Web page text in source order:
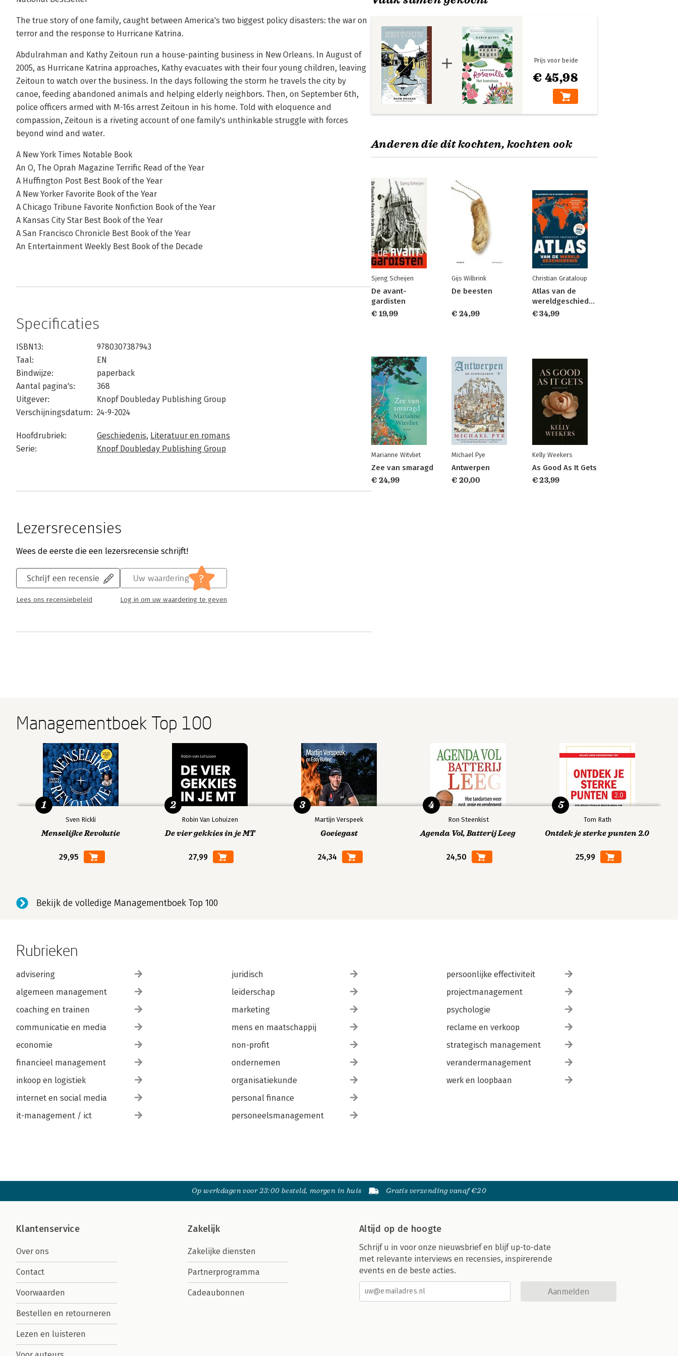
The true story of one family, caught between America's two biggest policy disasters: the war on
terror and the response to Hurricane Katrina.
Abdulrahman and Kathy Zeitoun run a house-painting business in New Orleans. In August of
2005, as Hurricane Katrina approaches, Kathy evacuates with their four young children, leaving
Zeitoun to watch over the business. In the days following the storm he travels the city by
canoe, feeding abandoned animals and helping elderly neighbors. Then, on September 6th,
police officers armed with M-16s arrest Zeitoun in his home. Told with eloquence and
compassion, Zeitoun is a riveting account of one family's unthinkable struggle with forces
beyond wind and water.
A New York Times Notable Book
An O, The Oprah Magazine Terrific Read of the Year
A Huffington Post Best Book of the Year
A New Yorker Favorite Book of the Year
A Chicago Tribune Favorite Nonfiction Book of the Year
A Kansas City Star Best Book of the Year
A San Francisco Chronicle Best Book of the Year
An Entertainment Weekly Best Book of the Decade
Specificaties
ISBN13:
9780307387943
Taal:
EN
Bindwijze:
paperback
Aantal pagina's:
368
Uitgever:
Knopf Doubleday Publishing Group
Verschijningsdatum: 24-9-2024
Hoofdrubriek: Geschiedenis, Literatuur en romans
Serie:
Knopf Doubleday Publishing Group
Lezersrecensies
Wees de eerste die een lezersrecensie schrijft!
Schrijf een recensie
Lees ons recensiebeleid
Uw waardering ?
Log in om uw waardering te geven
€ 45,98
Prijs voor beide
Anderen die dit kochten, kochten ook
Sjeng Scheijen
De avant-
gardisten
€ 19,99
Gijs Wilbrink
De beesten
€ 24,99
Christian Grataloup
Atlas van de
wereldgeschiedenis
€ 34,99
Marianne Witvliet
Zee van smaragd
€ 24,99
Michael Pye
Antwerpen
€ 20,00
Kelly Weekers
As Good As It Gets
€ 23,99
Managementboek Top 100
Sven Rickli
Menselijke Revolutie
29,95
1
Robin Van Lohuizen
De vier gekkies in je MT
27,99
2
Martijn Verspeek
Goeiegast
24,34
3
Ron Steenkist
Agenda Vol, Batterij Leeg
24,50
4
Tom Rath
Ontdek je sterke punten 2.0
25,99
5
Bekijk de volledige Managementboek Top 100
Rubrieken
advisering
algemeen management
coaching en trainen
communicatie en media
economie
financieel management
inkoop en logistiek
internet en social media
it-management / ict
juridisch
leiderschap
marketing
mens en maatschappij
non-profit
ondernemen
organisatiekunde
personal finance
personeelsmanagement
persoonlijke effectiviteit
projectmanagement
psychologie
reclame en verkoop
strategisch management
verandermanagement
werk en loopbaan
Op werkdagen voor 23:00 besteld, morgen in huis Gratis verzending vanaf €20
Klantenservice
Over ons
Contact
Voorwaarden
Bestellen en retourneren
Lezen en luisteren
Zakelijk
Zakelijke diensten
Partnerprogramma
Cadeaubonnen
Altijd op de hoogte
Schrijf u in voor onze nieuwsbrief en blijf up-to-date
met relevante interviews en recensies, inspirerende
events en de beste acties.
Aanmelden